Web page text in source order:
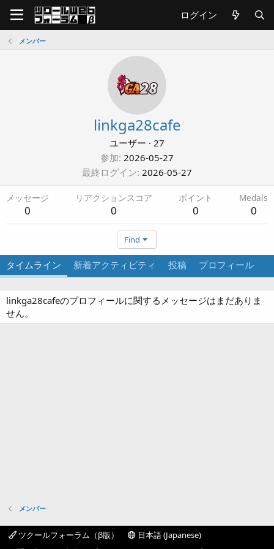
ログイン
メンバー
linkga28cafe
ユーザー · 27
参加 2026-05-27
最終ログイン 2026-05-27
メッセージ
0
リアクションスコア
0
ポイント
0
Medals
0
Find
タイムライン 新着アクティビティ 投稿 プロフィール
linkga28cafeのプロフィールに関するメッセージはまだありま
せん。
メンバー
ツクールフォーラム（β版）
日本語 (Japanese)